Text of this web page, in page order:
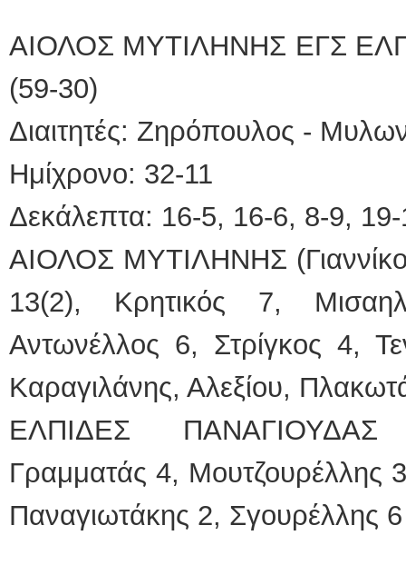
ΑΙΟΛΟΣ ΜΥΤΙΛΗΝΗΣ ΕΓΣ
(59-30)
Διαιτητές: Ζηρόπουλος -
Ημίχρονο: 32-11
Δεκάλεπτα: 16-5, 16-6, 8-9,
ΑΙΟΛΟΣ ΜΥΤΙΛΗΝΗΣ
13(2), Κρητικός 7,
Αντωνέλλος 6, Στρίγκος 4,
Καραγιλάνης, Αλεξίου,
ΕΛΠΙΔΕΣ
Γραμματάς 4, Μουτζουρέλλης
Παναγιωτάκης 2, Σγουρέλλης 6